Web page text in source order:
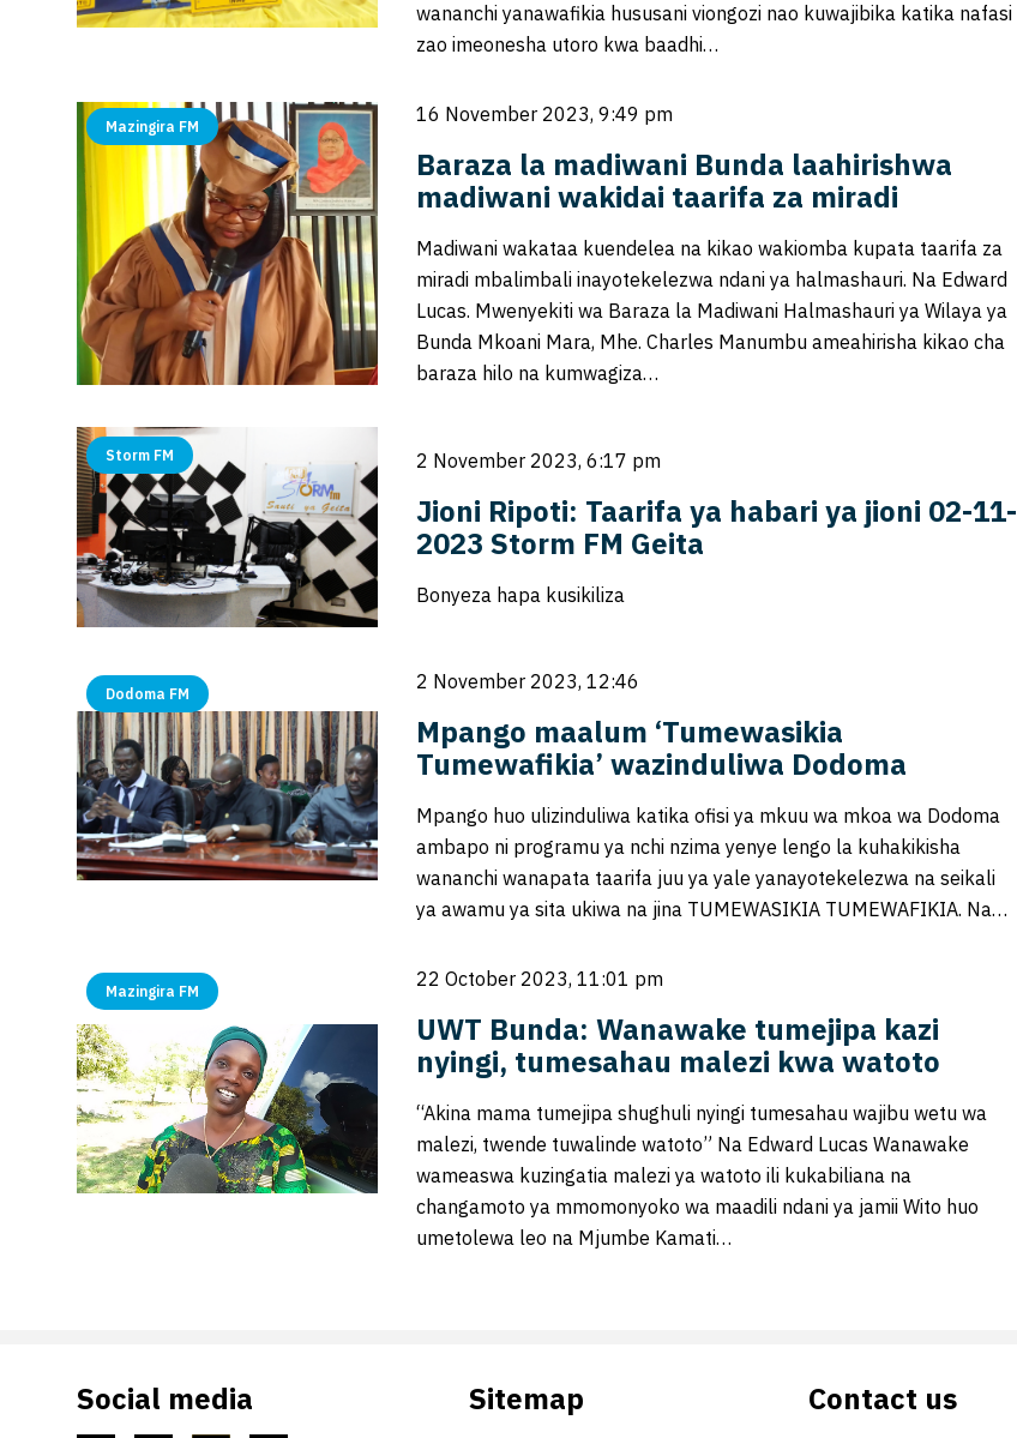
wananchi yanawafikia hususani viongozi nao kuwajibika katika nafasi
zao imeonesha utoro kwa baadhi…
Mazingira FM
16 November 2023, 9:49 pm
Baraza la madiwani Bunda laahirishwa
madiwani wakidai taarifa za miradi
Madiwani wakataa kuendelea na kikao wakiomba kupata taarifa za
miradi mbalimbali inayotekelezwa ndani ya halmashauri. Na Edward
Lucas. Mwenyekiti wa Baraza la Madiwani Halmashauri ya Wilaya ya
Bunda Mkoani Mara, Mhe. Charles Manumbu ameahirisha kikao cha
baraza hilo na kumwagiza…
Storm FM 2 November 2023, 6:17 pm
Jioni Ripoti: Taarifa ya habari ya jioni 02-11-
2023 Storm FM Geita
Bonyeza hapa kusikiliza
Dodoma FM
2 November 2023, 12:46
Mpango maalum ‘Tumewasikia
Tumewafikia’ wazinduliwa Dodoma
Mpango huo ulizinduliwa katika ofisi ya mkuu wa mkoa wa Dodoma
ambapo ni programu ya nchi nzima yenye lengo la kuhakikisha
wananchi wanapata taarifa juu ya yale yanayotekelezwa na seikali
ya awamu ya sita ukiwa na jina TUMEWASIKIA TUMEWAFIKIA. Na…
Mazingira FM
22 October 2023, 11:01 pm
UWT Bunda: Wanawake tumejipa kazi
nyingi, tumesahau malezi kwa watoto
“Akina mama tumejipa shughuli nyingi tumesahau wajibu wetu wa
malezi, twende tuwalinde watoto” Na Edward Lucas Wanawake
wameaswa kuzingatia malezi ya watoto ili kukabiliana na
changamoto ya mmomonyoko wa maadili ndani ya jamii Wito huo
umetolewa leo na Mjumbe Kamati…
Social media Sitemap Contact us